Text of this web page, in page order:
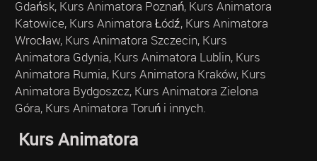
Gdańsk, Kurs Animatora Poznań, Kurs Animatora
Katowice, Kurs Animatora Łódź, Kurs Animatora
Wrocław, Kurs Animatora Szczecin, Kurs
Animatora Gdynia, Kurs Animatora Lublin, Kurs
Animatora Rumia, Kurs Animatora Kraków, Kurs
Animatora Bydgoszcz, Kurs Animatora Zielona
Góra, Kurs Animatora Toruń i innych.
Kurs Animatora